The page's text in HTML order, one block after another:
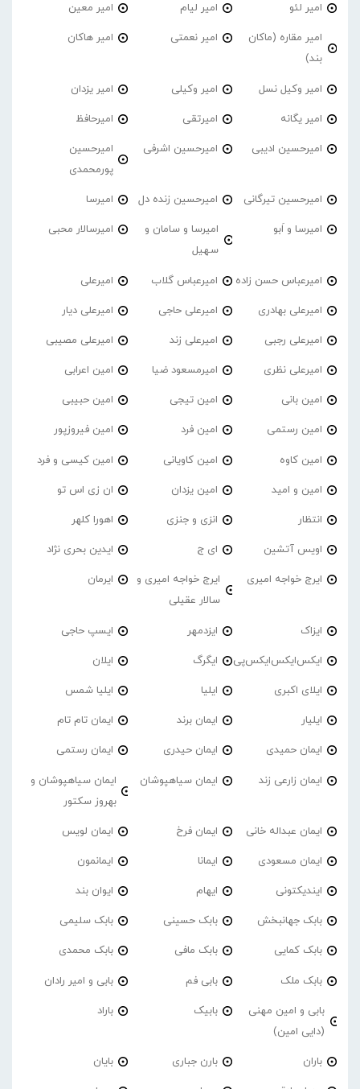
امیر لئو امیر لیام امیر معین
امیر مقاره (ماکان
بند)
امیر نعمتی امیر هاکان
امیر وکیل نسل امیر وکیلی امیر یزدان
امیر یگانه امیرتقی امیرحافظ
امیرحسین ادیبی امیرحسین اشرفی
امیرحسین
پورمحمدی
امیرحسین تیرگانی امیرحسین زنده دل امیرسا
امیرسا و اَبو
امیرسا و سامان و
سهیل
امیرسالار محبی
امیرعباس حسن زاده امیرعباس گلاب امیرعلی
امیرعلی بهادری امیرعلی حاجی امیرعلی دیار
امیرعلی رجبی امیرعلی زند امیرعلی مصیبی
امیرعلی نظری امیرمسعود ضیا امین اعرابی
امین بانی امین تیجی امین حبیبی
امین رستمی امین فرد امین فیروزپور
امین کاوه امین کاویانی امین کیسی و فرد
امین و امید امین یزدان ان زی اس تو
انتظار انزی و جنزی اهورا کلهر
اویس آتشین ای ج ایدین بحری نژاد
ایرج خواجه امیری
ایرج خواجه امیری و
سالار عقیلی
ایرمان
ایزاک ایزدمهر ایسپ حاجی
ایکس‌ایکس‌ایکس‌پی ایگرگ ایلان
ایلای اکبری ایلیا ایلیا شمس
ایلیار ایمان برند ایمان تام تام
ایمان حمیدی ایمان حیدری ایمان رستمی
ایمان زارعی زند ایمان سیاهپوشان
ایمان سیاهپوشان و
بهروز سکتور
ایمان عبداله خانی ایمان فرخ ایمان لویس
ایمان مسعودی ایمانا ایمانمون
ایندیکتونی ایهام ایوان بند
بابک جهانبخش بابک حسینی بابک سلیمی
بابک کمایی بابک مافی بابک محمدی
بابک ملک بابی فم بابی و امیر رادان
بابی و امین مهنی
(دایی امین)
بابیک باراد
باران بارن جباری بایان